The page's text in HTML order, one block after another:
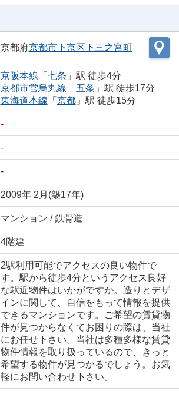
京都府京都市下京区下三之宮町
京阪本線 「 七条 」駅 徒歩4分
京都市営烏丸線 「 五条 」駅 徒歩17分
東海道本線 「 京都」駅 徒歩15分
-
-
-
2009年 2月(築17年)
マンション / 鉄骨造
4階建
2駅利用可能でアクセスの良い物件で
す。駅から徒歩4分というアクセス良好
な駅近物件はいかがですか。造りとデザ
インに関して、自信をもって情報を提供
できるマンションです。ご希望の賃貸物
件が見つからなくてお困りの際は、当社
にお任せ下さい。当社は多種多様な賃貸
物件情報を取り扱っているので、きっと
希望する物件が見つかるでしょう。お気
軽にお問い合わせ下さい。